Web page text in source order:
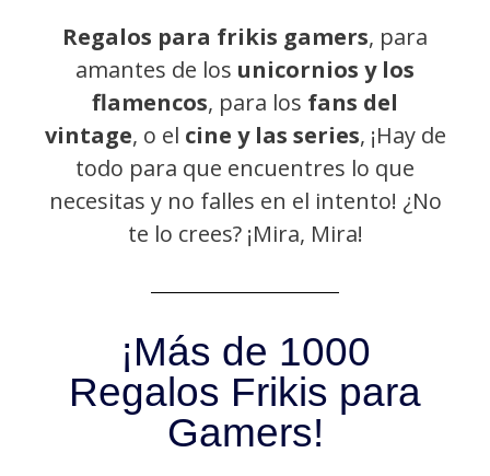
Regalos para frikis gamers, para
amantes de los unicornios y los
flamencos, para los fans del
vintage, o el cine y las series, ¡Hay de
todo para que encuentres lo que
necesitas y no falles en el intento! ¿No
te lo crees? ¡Mira, Mira!
¡Más de 1000
Regalos Frikis para
Gamers!